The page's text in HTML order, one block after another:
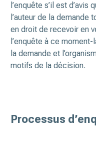
l’enquête s’il est d’avis
l’auteur de la demande
en droit de recevoir en
l’enquête à ce
la demande et
motifs de la décision.
Processus